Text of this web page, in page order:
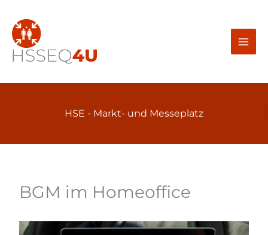
Inhalt
springen
HSE - Markt- und Messeplatz
BGM im Homeoffice